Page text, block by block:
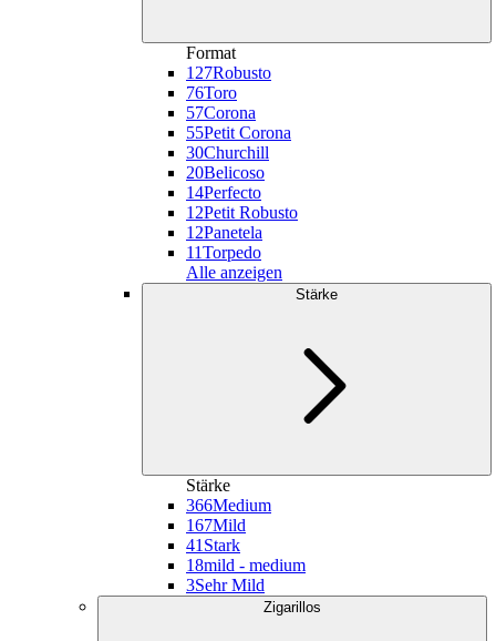
Format
127Robusto
76Toro
57Corona
55Petit Corona
30Churchill
20Belicoso
14Perfecto
12Petit Robusto
12Panetela
11Torpedo
Alle anzeigen
Stärke
Stärke
366Medium
167Mild
41 Stark
18mild - medium
3Sehr Mild
Zigarillos